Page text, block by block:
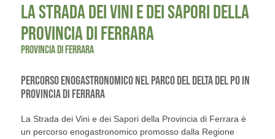
LA STRADA DEI VINI E DEI SAPORI DELLA
PROVINCIA DI FERRARA
PROVINCIA DI FERRARA
PERCORSO ENOGASTRONOMICO NEL PARCO DEL DELTA DEL PO IN
PROVINCIA DI FERRARA
La Strada dei Vini e dei Sapori della Provincia di Ferrara è
un percorso enogastronomico promosso dalla Regione